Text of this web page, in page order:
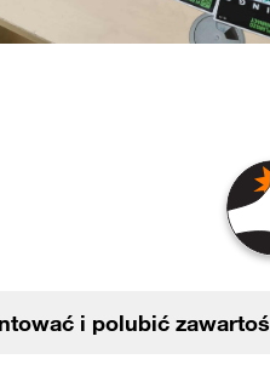
i polubić